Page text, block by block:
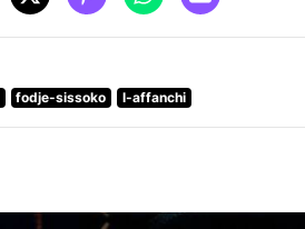
fodje-sissoko l-affanchi